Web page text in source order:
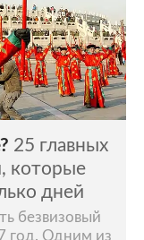
25 главных
которые
дней
безвизовый
год. Одним из